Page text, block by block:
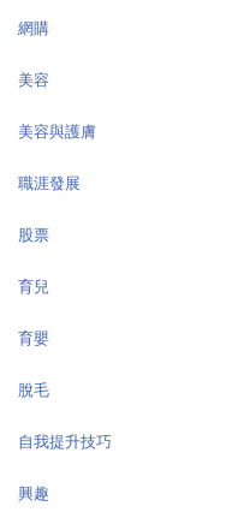
網購
美容
美容與護膚
職涯發展
股票
育兒
育嬰
脫毛
自我提升技巧
興趣